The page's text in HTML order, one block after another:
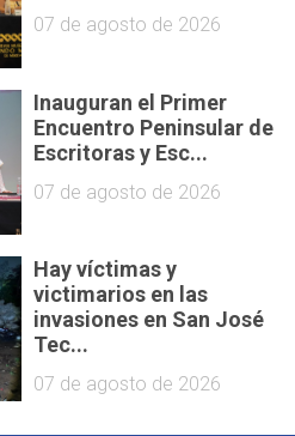
07 de agosto de 2026
Inauguran el Primer
Encuentro Peninsular de
Escritoras y Esc...
07 de agosto de 2026
Hay víctimas y
victimarios en las
invasiones en San José
Tec...
07 de agosto de 2026